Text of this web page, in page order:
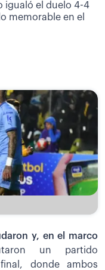
igualó el duelo 4-4
memorable en el
y, en el marco
un partido
donde ambos